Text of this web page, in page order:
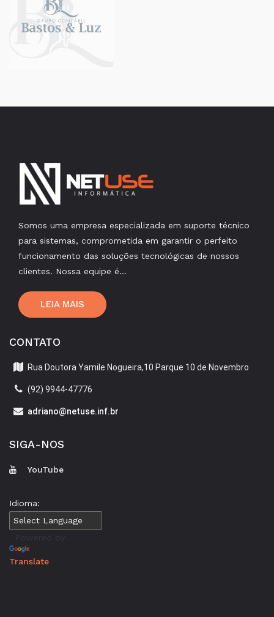
Somos uma empresa especializada em suporte técnico
para sistemas, comprometida em garantir o perfeito
funcionamento das soluções tecnológicas de nossos
clientes. Nossa equipe é...
LEIA MAIS
CONTATO
Rua Doutora Yamile Nogueira,10 Parque 10 de Novembro
(92) 9944-47776
adriano@netuse.inf.br
SIGA-NOS
YouTube
Idioma:
Translate